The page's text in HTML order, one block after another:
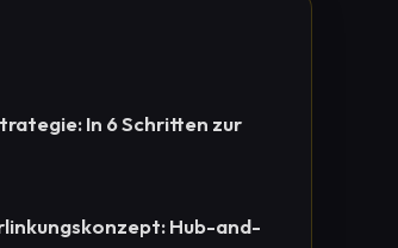
In 6 Schritten zur
Hub-and-